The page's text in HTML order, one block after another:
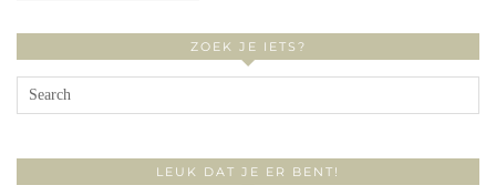
ZOEK JE IETS?
LEUK DAT JE ER BENT!